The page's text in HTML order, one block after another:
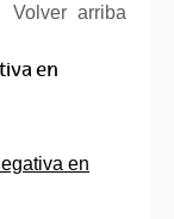
Volver arriba
en
en